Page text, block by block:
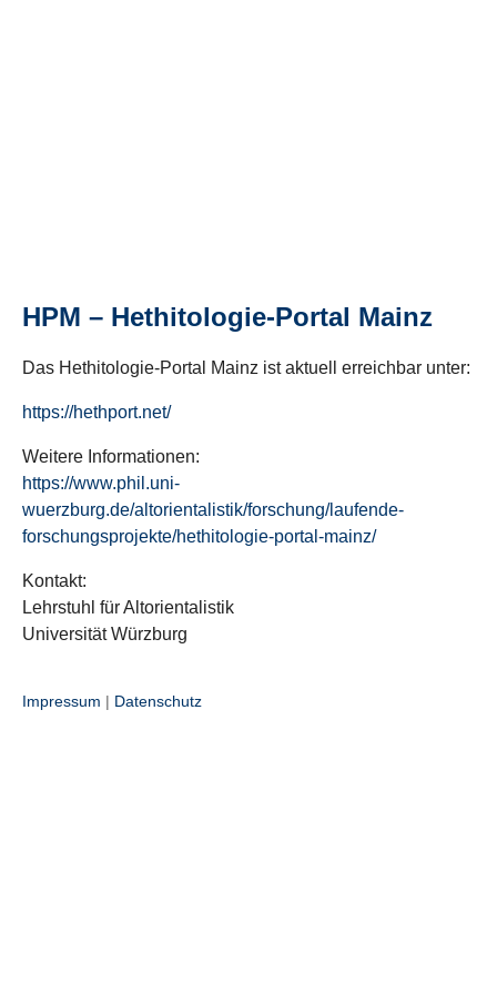
HPM – Hethitologie-Portal Mainz
Das Hethitologie-Portal Mainz ist aktuell erreichbar unter:
https://hethport.net/
Weitere Informationen:
https://www.phil.uni-
wuerzburg.de/altorientalistik/forschung/laufende-
forschungsprojekte/hethitologie-portal-mainz/
Kontakt:
Lehrstuhl für Altorientalistik
Universität Würzburg
Impressum | Datenschutz